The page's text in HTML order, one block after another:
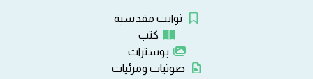
ثوابت مقدسية
كتب
بوسترات
صوتيات ومرئيات